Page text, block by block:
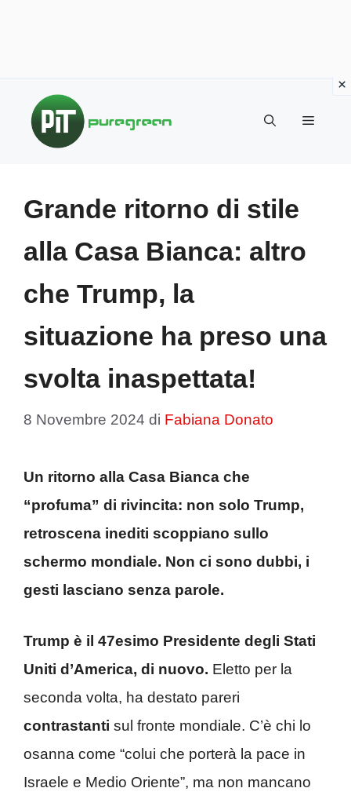
contenuto
MENU
Grande ritorno di stile
alla Casa Bianca: altro
che Trump, la
situazione ha preso una
svolta inaspettata!
8 Novembre 2024 di Fabiana Donato
Un ritorno alla Casa Bianca che
“profuma” di rivincita: non solo Trump,
retroscena inediti scoppiano sullo
schermo mondiale. Non ci sono dubbi, i
gesti lasciano senza parole.
Trump è il 47esimo Presidente degli Stati
Uniti d’America, di nuovo. Eletto per la
seconda volta, ha destato pareri
contrastanti sul fronte mondiale. C’è chi lo
osanna come “colui che porterà la pace in
Israele e Medio Oriente”, ma non mancano